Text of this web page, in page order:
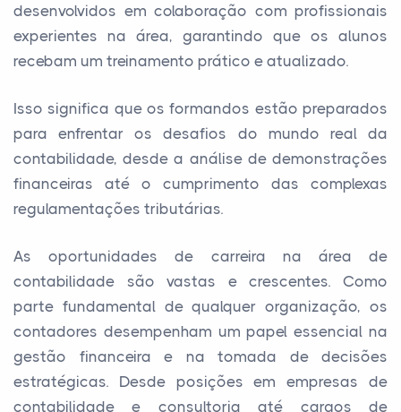
desenvolvidos em colaboração com profissionais
experientes na área, garantindo que os alunos
recebam um treinamento prático e atualizado.
Isso significa que os formandos estão preparados
para enfrentar os desafios do mundo real da
contabilidade, desde a análise de demonstrações
financeiras até o cumprimento das complexas
regulamentações tributárias.
As oportunidades de carreira na área de
contabilidade são vastas e crescentes. Como
parte fundamental de qualquer organização, os
contadores desempenham um papel essencial na
gestão financeira e na tomada de decisões
estratégicas. Desde posições em empresas de
contabilidade e consultoria até cargos de